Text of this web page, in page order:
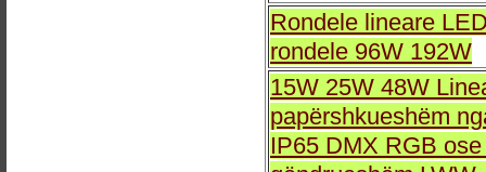
Rondele lineare
rondele 96W 192W
15W 25W 48W
papërshkueshëm
IP65 DMX RGB